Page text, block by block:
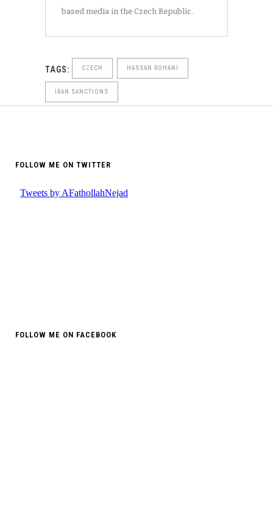
based media in the Czech Republic.
TAGS: CZECH HASSAN ROHANI
IRAN SANCTIONS
FOLLOW ME ON TWITTER
FOLLOW ME ON FACEBOOK